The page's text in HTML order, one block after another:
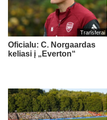
Transferai
Oficialu: C. Norgaardas
keliasi į „Everton“